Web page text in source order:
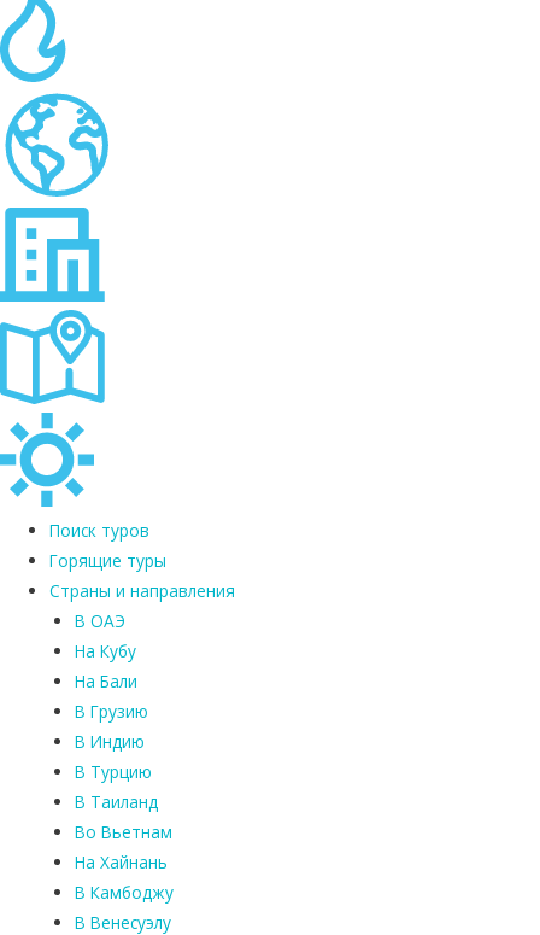
Поиск туров
Горящие туры
Страны и направления
В ОАЭ
На Кубу
На Бали
В Грузию
В Индию
В Турцию
В Таиланд
Во Вьетнам
На Хайнань
В Камбоджу
В Венесуэлу